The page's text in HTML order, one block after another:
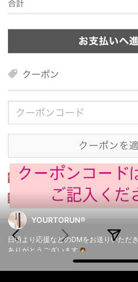
YOURTORUN®︎
日頃より応援などのDMをお送りいただき
ありがとうございます🙇‍♀️
皆様からの温かいお言葉を、